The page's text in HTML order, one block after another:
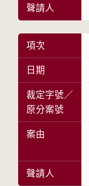
聲請人
項次
日期
裁定字號／
原分案號
案由
聲請人